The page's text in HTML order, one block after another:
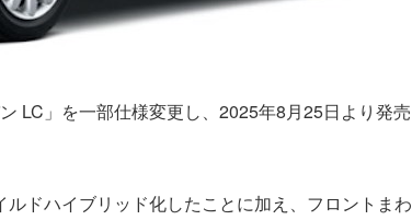
LC」を一部仕様変更し、2025年8月25日より発売
ドハイブリッド化したことに加え、フロントまわ